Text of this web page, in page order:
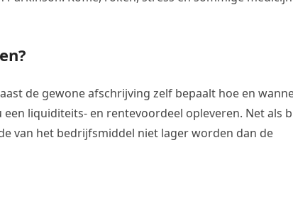
de gewone afschrijving zelf bepaalt hoe en
liquiditeits- en rentevoordeel opleveren. Net als
van het bedrijfsmiddel niet lager worden dan de